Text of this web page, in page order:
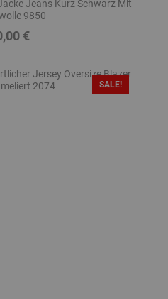
Jeans Kurz Schwarz Mit
9850
€
SALE!